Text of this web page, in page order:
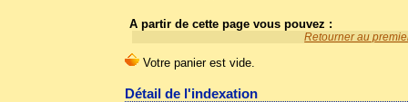
A partir de cette page vous pouvez :
Retourner au
Détail de l'indexation